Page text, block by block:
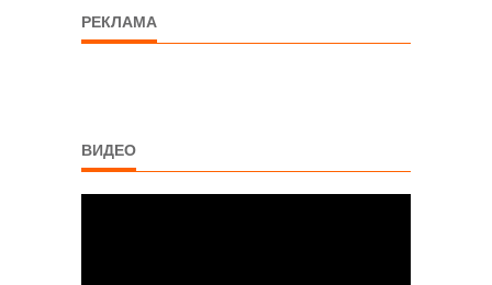
РЕКЛАМА
ВИДЕО